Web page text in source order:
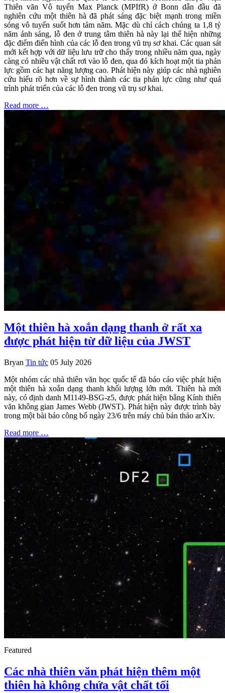
Thiên văn Vô tuyến Max Planck (MPIfR) ở Bonn dẫn đầu đã
nghiên cứu một thiên hà đã phát sáng đặc biệt mạnh trong miền
sóng vô tuyến suốt hơn tám năm. Mặc dù chỉ cách chúng ta 1,8 tỷ
năm ánh sáng, lỗ đen ở trung tâm thiên hà này lại thể hiện những
đặc điểm điển hình của các lỗ đen trong vũ trụ sơ khai. Các quan sát
mới kết hợp với dữ liệu lưu trữ cho thấy trong nhiều năm qua, ngày
càng có nhiều vật chất rơi vào lỗ đen, qua đó kích hoạt một tia phản
lực gồm các hạt năng lượng cao. Phát hiện này giúp các nhà nghiên
cứu hiểu rõ hơn về sự hình thành các tia phản lực cũng như quá
trình phát triển của các lỗ đen trong vũ trụ sơ khai.
Read more …
Một thiên hà xoắn dạng thanh ở rất xa
được phát hiện từ dữ liệu của JWST
Bryan Tin tức 05 July 2026
Một nhóm các nhà thiên văn học quốc tế đã báo cáo việc phát hiện
một thiên hà xoắn dạng thanh khối lượng lớn mới. Thiên hà mới
này, có định danh M1149-BSG-z5, được phát hiện bằng Kính thiên
văn không gian James Webb (JWST). Phát hiện này được trình bày
trong một bài báo công bố ngày 23/6 trên máy chủ bản thảo arXiv.
Read more …
Featured
Các nhà thiên văn phát hiện thêm một
thiên hà không chứa vật chất tối